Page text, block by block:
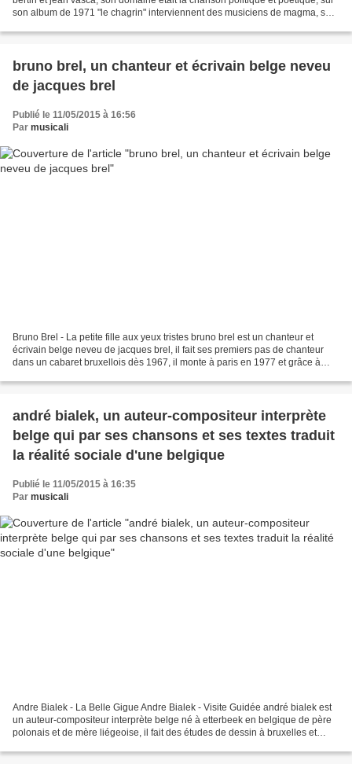
son album de 1971 "le chagrin" interviennent des musiciens de magma, ses
bruno brel, un chanteur et écrivain belge neveu
de jacques brel
Publié le 11/05/2015 à 16:56
Par musicali
Bruno Brel - La petite fille aux yeux tristes bruno brel est un chanteur et
écrivain belge neveu de jacques brel, il fait ses premiers pas de chanteur
dans un cabaret bruxellois dès 1967, il monte à paris en 1977 et grâce à
andré bialek, un auteur-compositeur interprète
belge qui par ses chansons et ses textes traduit
la réalité sociale d'une belgique
Publié le 11/05/2015 à 16:35
Par musicali
Andre Bialek - La Belle Gigue Andre Bialek - Visite Guidée andré bialek est
un auteur-compositeur interprète belge né à etterbeek en belgique de père
polonais et de mère liégeoise, il fait des études de dessin à bruxelles et